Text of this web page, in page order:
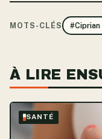
MOTS-CLÉS #Ciprian
À LIRE
SANTÉ